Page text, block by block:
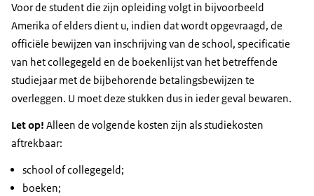
Voor de student die zijn opleiding volgt in bijvoorbeeld
Amerika of elders dient u, indien dat wordt opgevraagd, de
officiële bewijzen van inschrijving van de school, specificatie
van het collegegeld en de boekenlijst van het betreffende
studiejaar met de bijbehorende betalingsbewijzen te
overleggen. U moet deze stukken dus in ieder geval bewaren.
Let op! Alleen de volgende kosten zijn als studiekosten
aftrekbaar:
school of collegegeld;
boeken;